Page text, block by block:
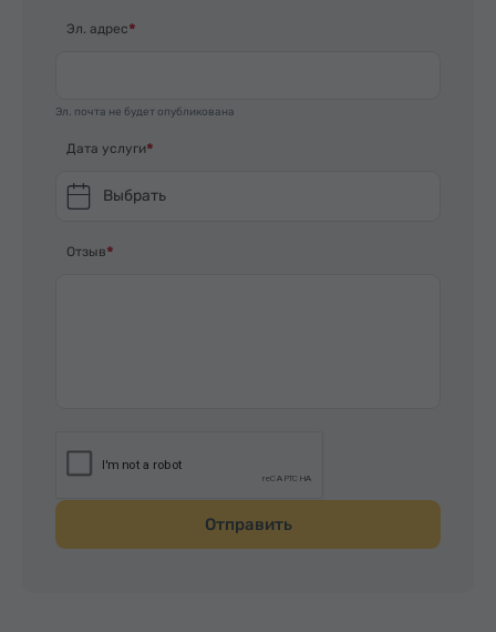
Эл. адрес
Эл. почта не будет опубликована
Дата услуги
Выбрать
Отзыв
Отправить